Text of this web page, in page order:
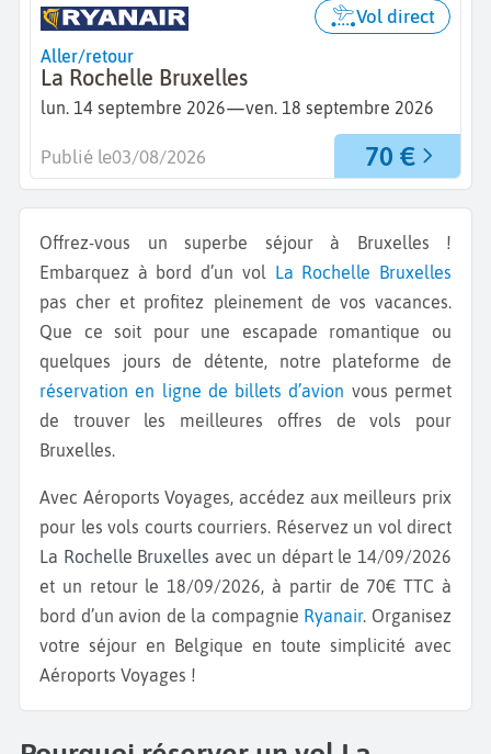
Aller/retour
La Rochelle Bruxelles
lun. 14 septembre 2026—ven. 18 septembre 2026
Vol direct
70 €
Publié le03/08/2026
Offrez-vous un superbe séjour à Bruxelles !
Embarquez à bord d’un vol La Rochelle Bruxelles
pas cher et profitez pleinement de vos vacances.
Que ce soit pour une escapade romantique ou
quelques jours de détente, notre plateforme de
réservation en ligne de billets d’avion vous permet
de trouver les meilleures offres de vols pour
Bruxelles.
Avec Aéroports Voyages, accédez aux meilleurs prix
pour les vols courts courriers. Réservez un vol direct
La Rochelle Bruxelles avec un départ le 14/09/2026
et un retour le 18/09/2026, à partir de 70€ TTC à
bord d’un avion de la compagnie Ryanair. Organisez
votre séjour en Belgique en toute simplicité avec
Aéroports Voyages !